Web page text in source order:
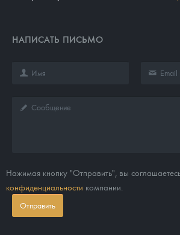
НАПИСАТЬ ПИСЬМО
Нажимая кнопку "Отправить", вы
конфиденциальности компании.
Отправить